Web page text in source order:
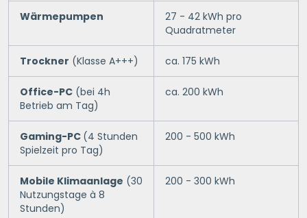
Wärmepumpen
27 - 42 kWh pro
Quadratmeter
Trockner (Klasse A+++) ca. 175 kWh
Office-PC (bei 4h
Betrieb am Tag)
ca. 200 kWh
Gaming-PC (4 Stunden
Spielzeit pro Tag)
200 - 500 kWh
Mobile Klimaanlage (30
Nutzungstage à 8
Stunden)
200 - 300 kWh